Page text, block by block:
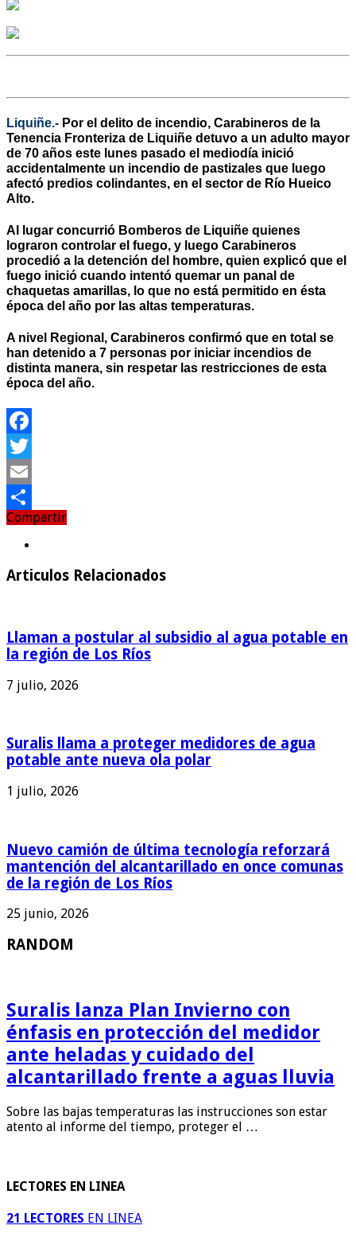
Liquiñe.- Por el delito de incendio, Carabineros de la
Tenencia Fronteriza de Liquiñe detuvo a un adulto mayor
de 70 años este lunes pasado el mediodía inició
accidentalmente un incendio de pastizales que luego
afectó predios colindantes, en el sector de Río Hueico
Alto.
Al lugar concurrió Bomberos de Liquiñe quienes
lograron controlar el fuego, y luego Carabineros
procedió a la detención del hombre, quien explicó que el
fuego inició cuando intentó quemar un panal de
chaquetas amarillas, lo que no está permitido en ésta
época del año por las altas temperaturas.
A nivel Regional, Carabineros confirmó que en total se
han detenido a 7 personas por iniciar incendios de
distinta manera, sin respetar las restricciones de esta
época del año.
Facebook
Twitter
Email
Compartir
Compartir
Articulos Relacionados
Llaman a postular al subsidio al agua potable en
la región de Los Ríos
7 julio, 2026
Suralis llama a proteger medidores de agua
potable ante nueva ola polar
1 julio, 2026
Nuevo camión de última tecnología reforzará
mantención del alcantarillado en once comunas
de la región de Los Ríos
25 junio, 2026
RANDOM
Suralis lanza Plan Invierno con
énfasis en protección del medidor
ante heladas y cuidado del
alcantarillado frente a aguas lluvia
Sobre las bajas temperaturas las instrucciones son estar
atento al informe del tiempo, proteger el …
LECTORES EN LINEA
21 LECTORES EN LINEA